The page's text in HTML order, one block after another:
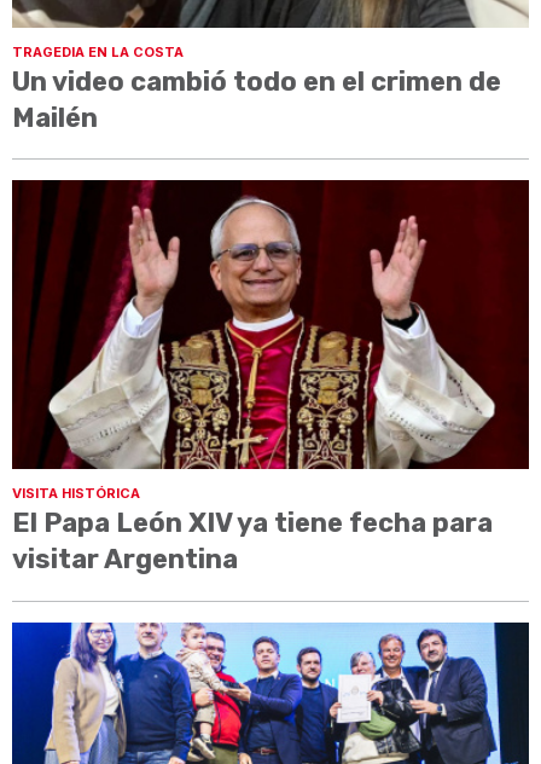
TRAGEDIA EN LA COSTA
Un video cambió todo en el crimen de
Mailén
VISITA HISTÓRICA
El Papa León XIV ya tiene fecha para
visitar Argentina